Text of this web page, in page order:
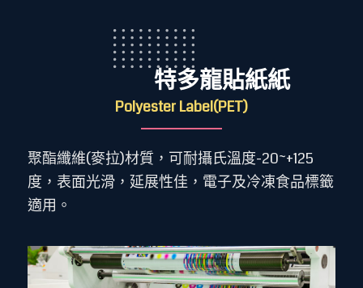
特多龍貼紙紙
Polyester Label(PET)
聚酯纖維(麥拉)材質，可耐攝氏溫度-20~+125
度，表面光滑，延展性佳，電子及冷凍食品標籤
適用。